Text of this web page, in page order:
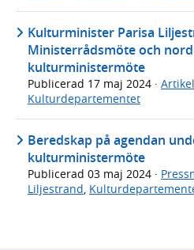
Kulturminister Parisa
Ministerrådsmöte och
kulturministermöte
Publicerad 17 maj 2024 · Artikel
Kulturdepartementet
Beredskap på agendan
kulturministermöte
Publicerad 03 maj 2024 ·
Liljestrand,